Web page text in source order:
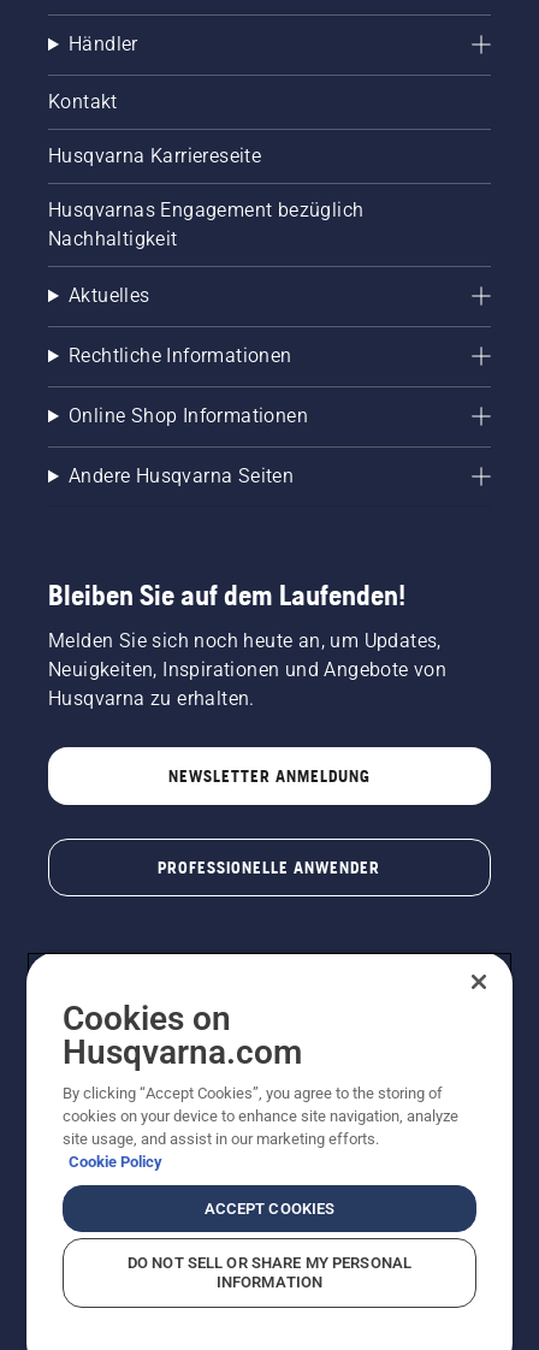
Händler
Kontakt
Husqvarna Karriereseite
Husqvarnas Engagement bezüglich
Nachhaltigkeit
Aktuelles
Rechtliche Informationen
Online Shop Informationen
Andere Husqvarna Seiten
Bleiben Sie auf dem Laufenden!
Melden Sie sich noch heute an, um Updates,
Neuigkeiten, Inspirationen und Angebote von
Husqvarna zu erhalten.
NEWSLETTER ANMELDUNG
PROFESSIONELLE ANWENDER
© Husqvarna AB (publ). Alle Rechte vorbehalten. Bei
den Preisangaben handelt es sich um unverbindliche
Preisempfehlungen in Euro inkl. der gesetzlichen
Preisempfehlungen (inkl. MwSt), es sei denn sie sind für
den direkten Kauf verfügbar.
Cookie-RichtlinieNutzungsbedingungen Datenschutzerklärung
Vermutete Verstöße melden
Cookies on
Husqvarna.com
By clicking “Accept Cookies”, you agree to the storing of
cookies on your device to enhance site navigation, analyze
site usage, and assist in our marketing efforts.
Cookie Policy
ACCEPT COOKIES
DO NOT SELL OR SHARE MY PERSONAL
INFORMATION